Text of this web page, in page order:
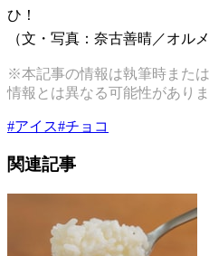
ひ！
（文・写真：奈古善晴／オルメ
※本記事の情報は執筆時また
情報とは異なる可能性があり
#アイス#チョコ
関連記事